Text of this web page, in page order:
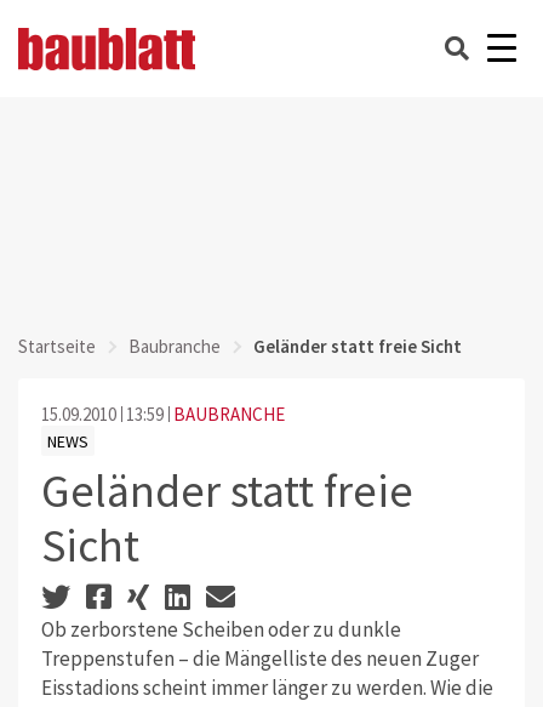
Startseite Baubranche Geländer statt freie Sicht
15.09.2010 13:59 BAUBRANCHE
NEWS
Geländer statt freie
Sicht
Ob zerborstene Scheiben oder zu dunkle
Treppenstufen – die Mängelliste des neuen Zuger
Eisstadions scheint immer länger zu werden. Wie die